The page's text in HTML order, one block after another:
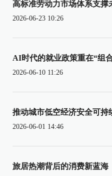
高标准劳动力市场体系支撑
2026-06-23 10:26
AI时代的就业政策重在“组
2026-06-10 11:26
推动城市低空经济安全可持
2026-06-01 14:46
旅居热潮背后的消费新蓝海